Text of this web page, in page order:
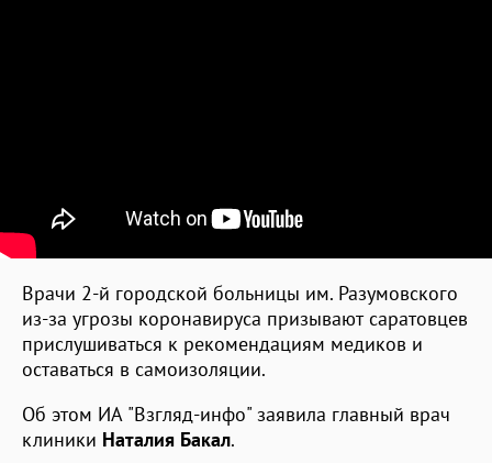
Врачи 2-й городской больницы им. Разумовского
из-за угрозы коронавируса призывают саратовцев
прислушиваться к рекомендациям медиков и
оставаться в самоизоляции.
Об этом ИА "Взгляд-инфо" заявила главный врач
клиники Наталия Бакал.